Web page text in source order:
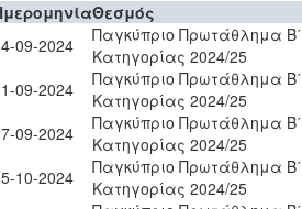
Θεσμός
09-2024
Παγκύπριο Πρωτάθλημα Β΄
Κατηγορίας 2024/25
09-2024
Παγκύπριο Πρωτάθλημα Β΄
Κατηγορίας 2024/25
09-2024
Παγκύπριο Πρωτάθλημα Β΄
Κατηγορίας 2024/25
10-2024
Παγκύπριο Πρωτάθλημα Β΄
Κατηγορίας 2024/25